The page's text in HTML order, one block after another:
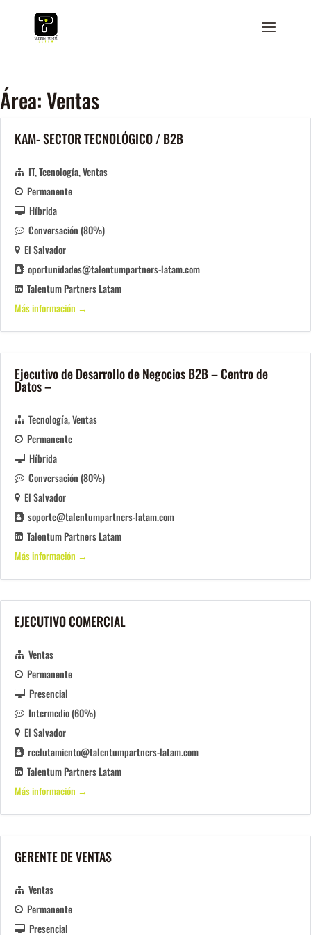
Área:Ventas
KAM- SECTOR TECNOLÓGICO / B2B
IT Tecnología Ventas
Permanente
Híbrida
Conversación (80%)
El Salvador
oportunidades@talentumpartners-latam.com
Talentum Partners Latam
Más información
Ejecutivo de Desarrollo de Negocios B2B – Centro de
Datos –
Tecnología Ventas
Permanente
Híbrida
Conversación (80%)
El Salvador
soporte@talentumpartners-latam.com
Talentum Partners Latam
Más información
EJECUTIVO COMERCIAL
Ventas
Permanente
Presencial
Intermedio (60%)
El Salvador
reclutamiento@talentumpartners-latam.com
Talentum Partners Latam
Más información
GERENTE DE VENTAS
Ventas
Permanente
Presencial